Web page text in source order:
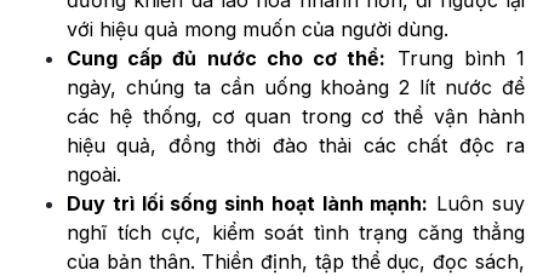
với hiệu quả mong muốn của người dùng.
Cung cấp đủ nước cho cơ thể: Trung bình 1
ngày, chúng ta cần uống khoảng 2 lít nước để
các hệ thống, cơ quan trong cơ thể vận hành
hiệu quả, đồng thời đào thải các chất độc ra
ngoài.
Duy trì lối sống sinh hoạt lành mạnh: Luôn suy
nghĩ tích cực, kiểm soát tình trạng căng thẳng
của bản thân. Thiền định, tập thể dục, đọc sách,